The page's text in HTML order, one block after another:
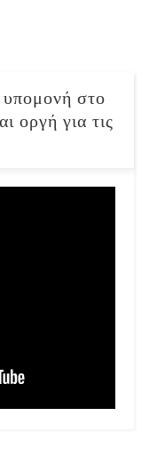
στο
οργή για τις